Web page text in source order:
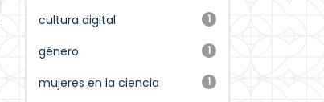
1
cultura digital
1
género
1
mujeres en la ciencia